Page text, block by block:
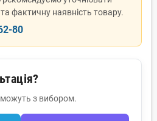
фактичну наявність товару.
80
з вибором.